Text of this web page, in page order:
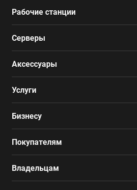
Рабочие станции
Серверы
Аксессуары
Услуги
Бизнесу
Покупателям
Владельцам